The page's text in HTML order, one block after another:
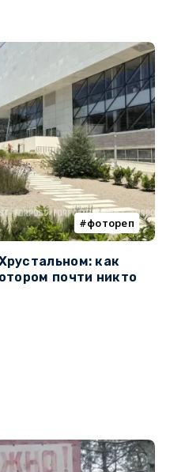
фотореп
как
почти никто